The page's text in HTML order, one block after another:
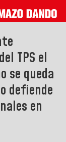
TPS el
se queda
defiende
en